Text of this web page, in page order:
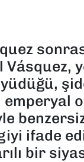
emperyal
ifade
bir